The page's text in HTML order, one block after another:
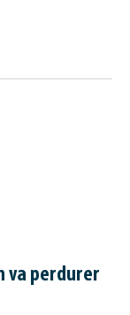
va perdurer